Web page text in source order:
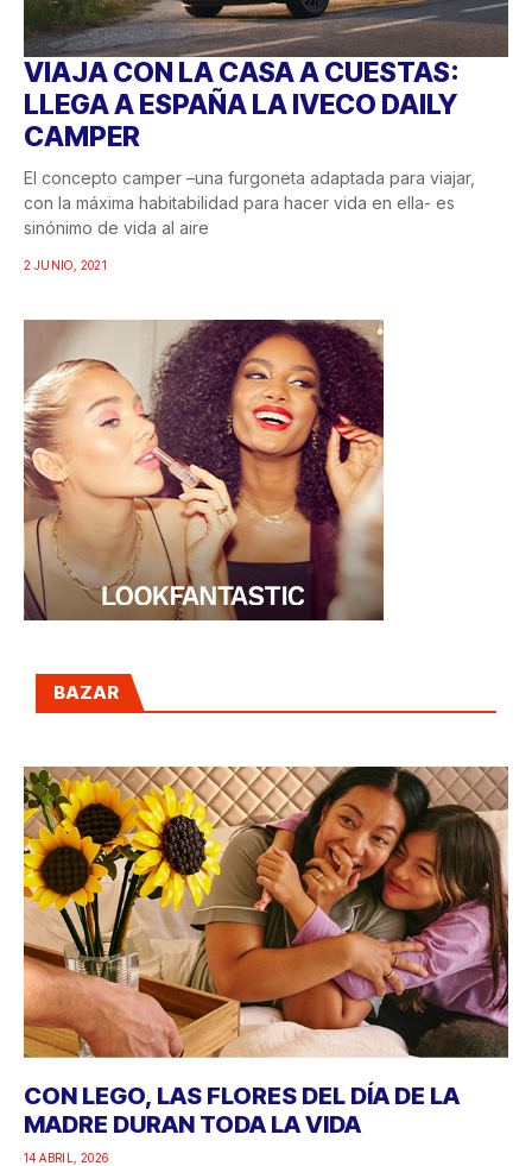
VIAJA CON LA CASA A CUESTAS:
LLEGA A ESPAÑA LA IVECO DAILY
CAMPER
El concepto camper –una furgoneta adaptada para viajar,
con la máxima habitabilidad para hacer vida en ella- es
sinónimo de vida al aire
2 JUNIO, 2021
BAZAR
CON LEGO, LAS FLORES DEL DÍA DE LA
MADRE DURAN TODA LA VIDA
14 ABRIL, 2026